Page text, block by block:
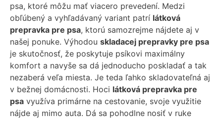
psa, ktoré môžu mať viacero prevedení. Medzi
obľúbený a vyhľadávaný variant patrí látková
prepravka pre psa, ktorú samozrejme nájdete aj v
našej ponuke. Výhodou skladacej prepravky pre psa
je skutočnosť, že poskytuje psíkovi maximálny
komfort a navyše sa dá jednoducho poskladať a tak
nezaberá veľa miesta. Je teda ľahko skladovateľná aj
v bežnej domácnosti. Hoci látková prepravka pre
psa využíva primárne na cestovanie, svoje využitie
nájde aj mimo auta. Dá sa pohodlne nosiť v ruke